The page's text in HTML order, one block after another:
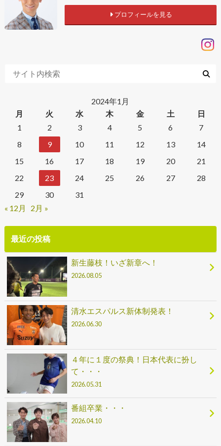
プロフィールを見る
2024年1月
月
火 水 木 金 土
日
1
2 3 4 5 6
7
8
9 10 11 12 13
14
15
16 17 18 19 20
21
22
23 24 25 26 27
28
29
30
31
« 12月
2月 »
最近の投稿
新生藤枝！いざ新章へ！
2026.08.05
清水エスパルス新体制発表！
2026.06.30
４年に１度の祭典！日本代表に扮し
て・・・
2026.05.31
番組卒業・・・
2026.04.10